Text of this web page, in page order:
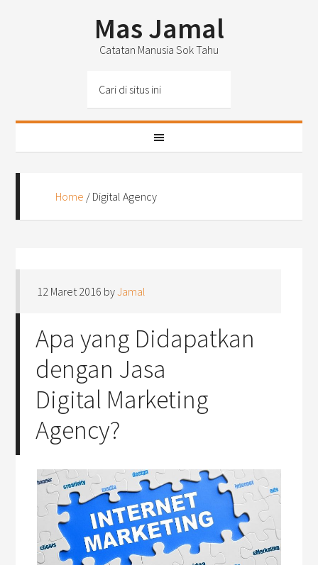
Mas Jamal
Catatan Manusia Sok Tahu
Home / Digital Agency
12 Maret 2016 byJamal
Apa yang Didapatkan
dengan Jasa
Digital Marketing
Agency?